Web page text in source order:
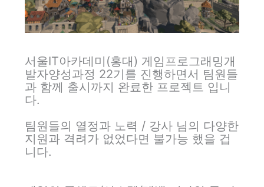
서울IT아카데미(홍대) 게임프로그래밍개
발자양성과정 22기를 진행하면서 팀원들
과 함께 출시까지 완료한 프로젝트 입니
다.
팀원들의 열정과 노력 / 강사 님의 다양한
지원과 격려가 없었다면 불가능 했을 겁
니다.